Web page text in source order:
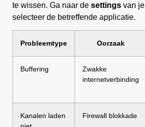
te wissen. Ga naar de settings van je
selecteer de betreffende applicatie.
Probleemtype Oorzaak
Buffering
Zwakke
internetverbinding
Kanalen laden
Firewall blokkade